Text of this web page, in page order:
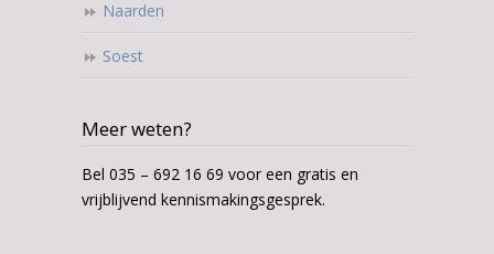
Naarden
Soest
Meer weten?
Bel 035 – 692 16 69 voor een gratis en
vrijblijvend kennismakingsgesprek.